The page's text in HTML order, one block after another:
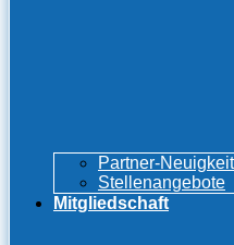
Partner-
Stellenangebote
Mitgliedschaft